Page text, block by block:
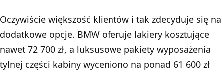
Oczywiście większość klientów i tak zdecyduje się na
dodatkowe opcje. BMW oferuje lakiery kosztujące
nawet 72 700 zł, a luksusowe pakiety wyposażenia
tylnej części kabiny wyceniono na ponad 61 600 zł